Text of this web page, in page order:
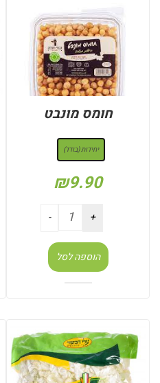
חומס מונבט
יחידות (בודד)
₪9.90
הוספה לסל